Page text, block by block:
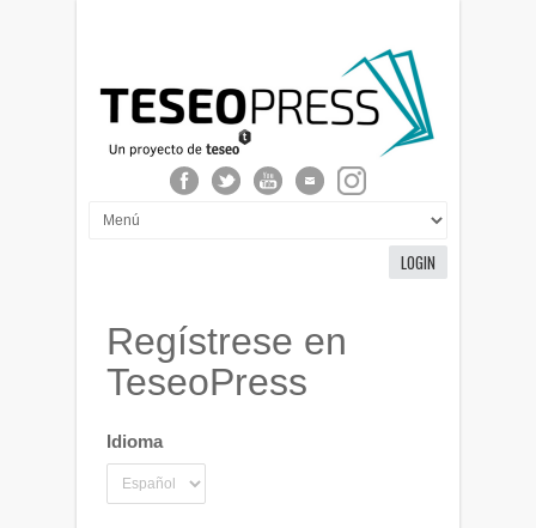
LOGIN
Regístrese en
TeseoPress
Idioma